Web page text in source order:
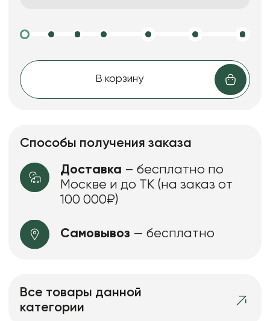
В корзину
Способы получения заказа
Доставка – бесплатно по
Москве и до ТК (на заказ от
100 000₽)
Самовывоз — бесплатно
Все товары данной
категории